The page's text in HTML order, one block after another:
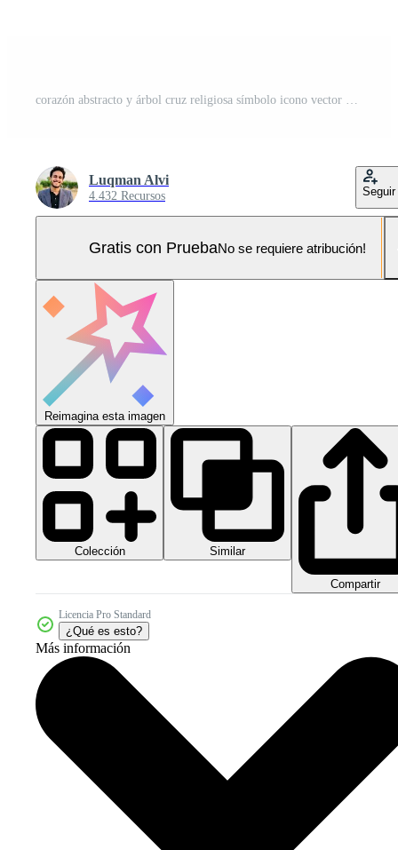
corazón abstracto y árbol cruz religiosa símbolo icono vector diseño. Pro Vector y Pro SVG
Luqman Alvi
4.432 Recursos Seguir
Gratis con PruebaNo se requiere atribución!
Reimagina esta imagen
Colección Similar
Compartir
Licencia Pro Standard
¿Qué es esto?
Más información